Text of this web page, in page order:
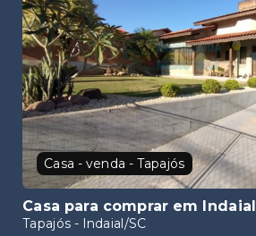
Casa - venda - Tapajós
Casa para comprar em Indaial
Tapajós - Indaial/SC